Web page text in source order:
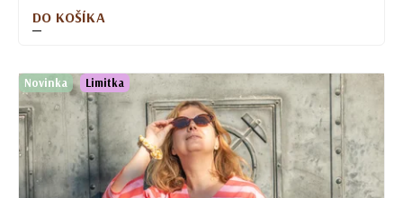
DO KOŠÍKA
Novinka Limitka